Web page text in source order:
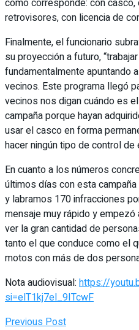
como corresponde: con
retrovisores, con licencia de
Finalmente, el funcionario
su proyección a futuro,
fundamentalmente apuntando
vecinos. Este programa llegó
vecinos nos digan cuándo es
campaña porque hayan
usar el casco en forma
hacer ningún tipo de control
En cuanto a los números
últimos días con esta
y labramos 170 infracciones
mensaje muy rápido y
ver la gran cantidad de
tanto el que conduce como el
motos con más de dos
Nota audiovisual: https://
si=elT1kj7el_9ITcwF
Previous Post